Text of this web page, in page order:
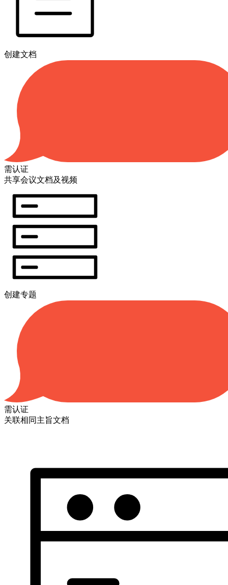
创建文档
需认证
共享会议文档及视频
创建专题
需认证
关联相同主旨文档